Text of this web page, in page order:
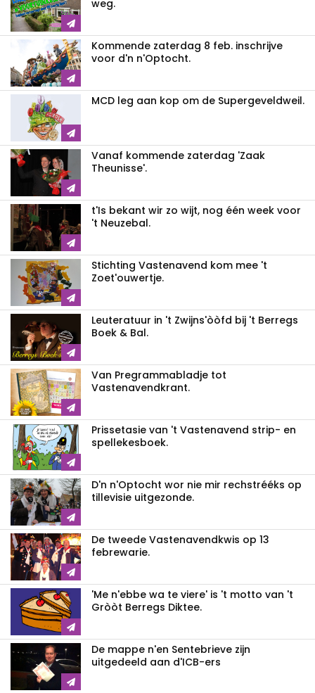
weg.
Kommende zaterdag 8 feb. inschrijve
voor d'n n'Optocht.
MCD leg aan kop om de Supergeveldweil.
Vanaf kommende zaterdag 'Zaak
Theunisse'.
t'Is bekant wir zo wijt, nog één week voor
't Neuzebal.
Stichting Vastenavend kom mee 't
Zoet'ouwertje.
Leuteratuur in 't Zwijns'òòfd bij 't Berregs
Boek & Bal.
Van Pregrammabladje tot
Vastenavendkrant.
Prissetasie van 't Vastenavend strip- en
spellekesboek.
D'n n'Optocht wor nie mir rechstrééks op
tillevisie uitgezonde.
De tweede Vastenavendkwis op 13
febrewarie.
'Me n'ebbe wa te viere' is 't motto van 't
Gròòt Berregs Diktee.
De mappe n'en Sentebrieve zijn
uitgedeeld aan d'ICB-ers